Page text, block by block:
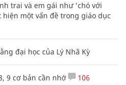
trai và em gái như 'chó với
một vấn đề trong giáo dục
đại học của Lý Nhã Kỳ
9 cơ bản cần nhớ 106